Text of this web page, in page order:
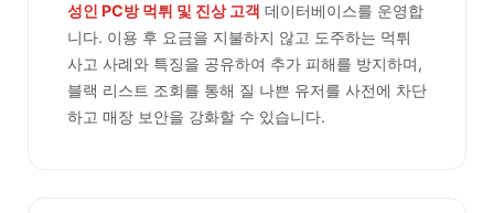
성인 PC방 먹튀 및 진상 고객 데이터베이스를 운영합
니다. 이용 후 요금을 지불하지 않고 도주하는 먹튀
사고 사례와 특징을 공유하여 추가 피해를 방지하며,
블랙 리스트 조회를 통해 질 나쁜 유저를 사전에 차단
하고 매장 보안을 강화할 수 있습니다.